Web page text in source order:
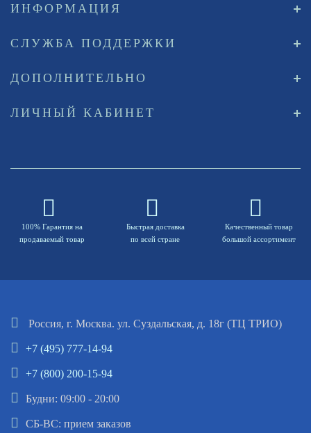
ИНФОРМАЦИЯ
СЛУЖБА ПОДДЕРЖКИ
ДОПОЛНИТЕЛЬНО
ЛИЧНЫЙ КАБИНЕТ
100% Гарантия на
продаваемый товар
Быстрая доставка
по всей стране
Качественный товар
большой ассортимент
Россия, г. Москва. ул. Суздальская, д. 18г (ТЦ ТРИО)
+7 (495) 777-14-94
+7 (800) 200-15-94
Будни: 09:00 - 20:00
СБ-ВС: прием заказов